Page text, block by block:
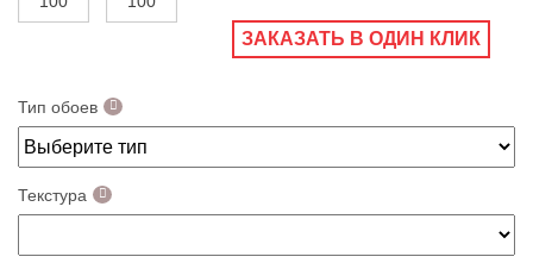
ЗАКАЗАТЬ В ОДИН КЛИК
Тип обоев
Текстура